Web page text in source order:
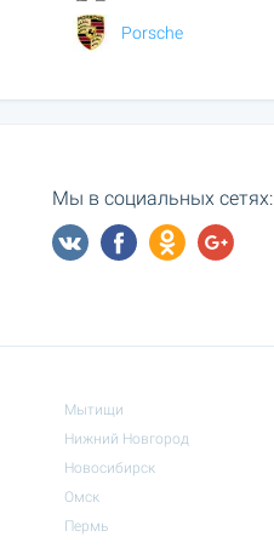
Porsche
Мы в социальных сетях:
Мытищи
Нижний Новгород
Новосибирск
Омск
Пермь